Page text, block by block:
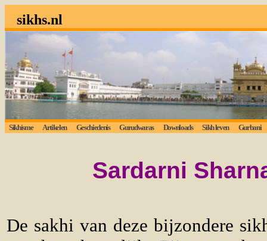
sikhs.nl
Sikhisme Artikelen Geschiedenis Gurudwaras Downloads Sikh leven Gurbani
Sardarni
De sakhi van deze bijzondere